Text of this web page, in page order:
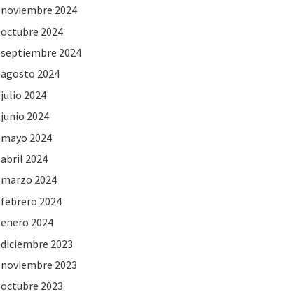
noviembre 2024
octubre 2024
septiembre 2024
agosto 2024
julio 2024
junio 2024
mayo 2024
abril 2024
marzo 2024
febrero 2024
enero 2024
diciembre 2023
noviembre 2023
octubre 2023